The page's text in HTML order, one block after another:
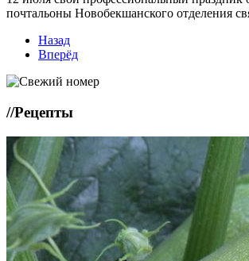
почтальоны Новобекшанского отделения
Назад
Вперёд
//Рецепты